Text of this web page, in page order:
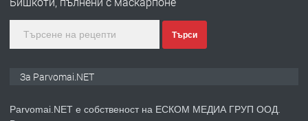
Търси
За Parvomai.NET
Parvomai.NET е собственост на ЕСКОМ МЕДИА ГРУП ООД.